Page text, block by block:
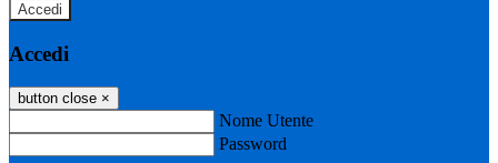
Accedi
Accedi
button close ×
Nome Utente
Password